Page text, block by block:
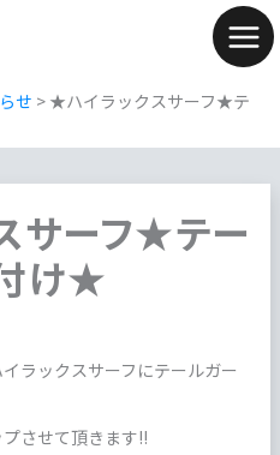
せ > ★ハイラックスサーフ★テ
サーフ★テー
け★
ラックスサーフにテールガー
させて頂きます!!